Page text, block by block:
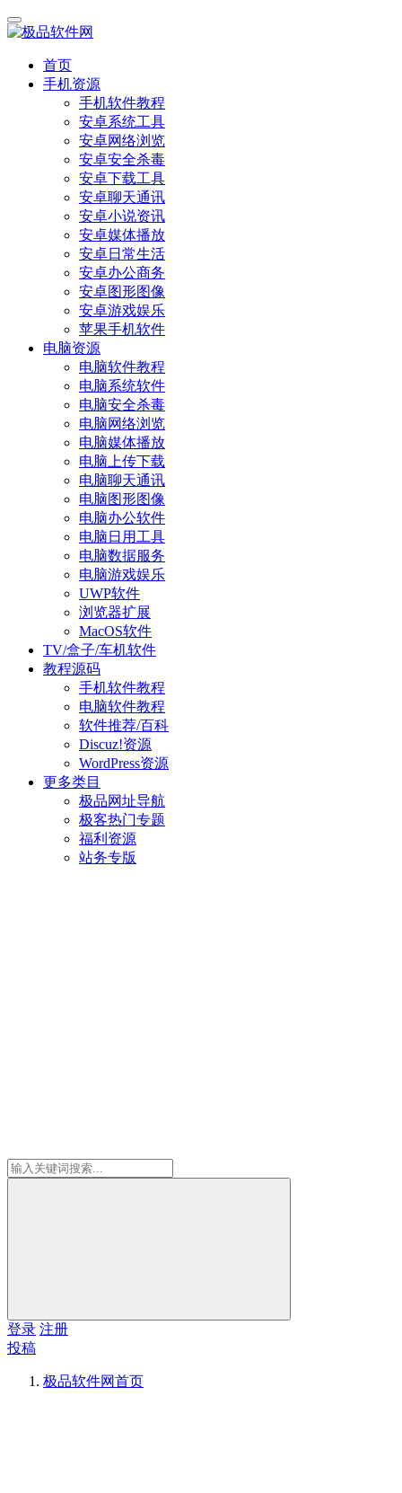
首页
手机资源
手机软件教程
安卓系统工具
安卓网络浏览
安卓安全杀毒
安卓下载工具
安卓聊天通讯
安卓小说资讯
安卓媒体播放
安卓日常生活
安卓办公商务
安卓图形图像
安卓游戏娱乐
苹果手机软件
电脑资源
电脑软件教程
电脑系统软件
电脑安全杀毒
电脑网络浏览
电脑媒体播放
电脑上传下载
电脑聊天通讯
电脑图形图像
电脑办公软件
电脑日用工具
电脑数据服务
电脑游戏娱乐
UWP软件
浏览器扩展
MacOS软件
TV/盒子/车机软件
教程源码
手机软件教程
电脑软件教程
软件推荐/百科
Discuz!资源
WordPress资源
更多类目
极品网址导航
极客热门专题
福利资源
站务专版
登录 注册
投稿
极品软件网首页